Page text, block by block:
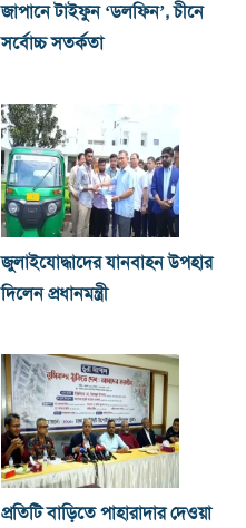
জাপানে টাইফুন ‘ডলফিন’, চীনে
সর্বোচ্চ সতর্কতা
জুলাইযোদ্ধাদের যানবাহন উপহার
দিলেন প্রধানমন্ত্রী
প্রতিটি বাড়িতে পাহারাদার দেওয়া